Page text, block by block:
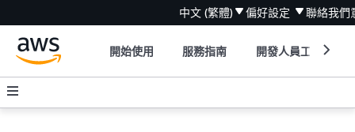
中文 (繁體) 偏好設定 聯絡我們
開始使用 服務指南 開發人員工具